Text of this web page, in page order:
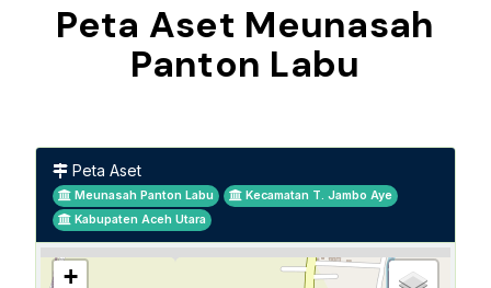
Peta Aset Meunasah
Panton Labu
Peta Aset
Meunasah Panton Labu
Kecamatan T. Jambo Aye
Kabupaten Aceh Utara
+